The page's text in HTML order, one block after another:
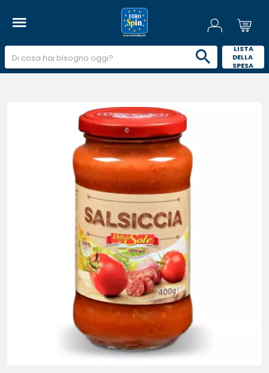
LISTA
DELLA
SPESA